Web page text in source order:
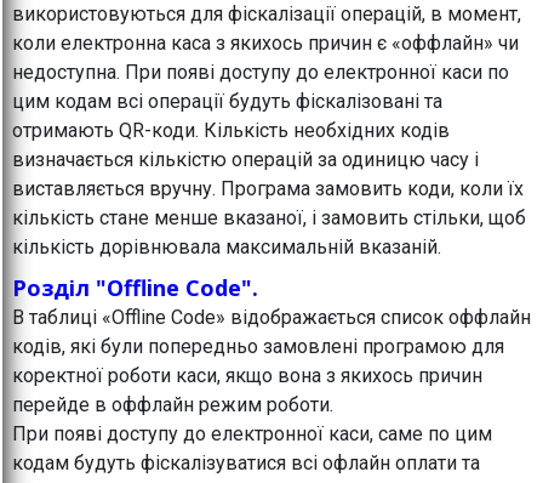
використовуються для фіскалізації операцій, в момент,
коли електронна каса з якихось причин є «оффлайн» чи
недоступна. При появі доступу до електронної каси по
цим кодам всі операції будуть фіскалізовані та
отримають QR-коди. Кількість необхідних кодів
визначається кількістю операцій за одиницю часу і
виставляється вручну. Програма замовить коди, коли їх
кількість стане менше вказаної, і замовить стільки, щоб
кількість дорівнювала максимальній вказаній.
Розділ "Offline Code".
В таблиці «Offline Code» відображається список оффлайн
кодів, які були попередньо замовлені програмою для
коректної роботи каси, якщо вона з якихось причин
перейде в оффлайн режим роботи.
При появі доступу до електронної каси, саме по цим
кодам будуть фіскалізуватися всі офлайн оплати та